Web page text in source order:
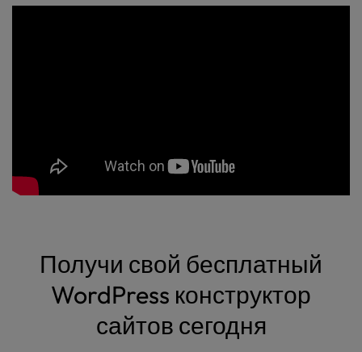
Получи свой бесплатный
WordPress конструктор
сайтов сегодня